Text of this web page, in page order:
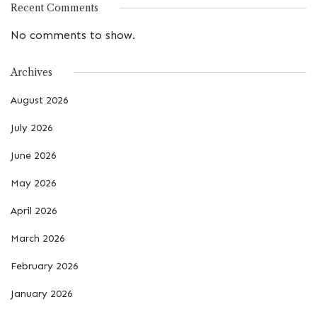
Recent Comments
No comments to show.
Archives
August 2026
July 2026
June 2026
May 2026
April 2026
March 2026
February 2026
January 2026